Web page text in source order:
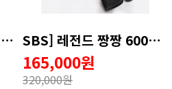
그랜드캐니언3 F대/T대 ★★ 20주년 할인 이벤트 ★★ SBS] 레전드 짱짱 600뜰채 / 짱짱뜰채
165,000원
320,000원